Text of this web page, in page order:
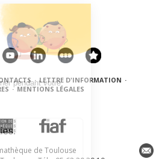
· LETTRE D'INFORMATION ·
· MENTIONS LÉGALES
de Toulouse